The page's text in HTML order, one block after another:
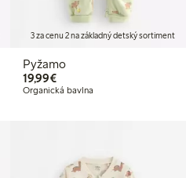
3 za cenu 2 na základný detský sortiment
Pyžamo
19,99€19,99 €
Organická bavlna